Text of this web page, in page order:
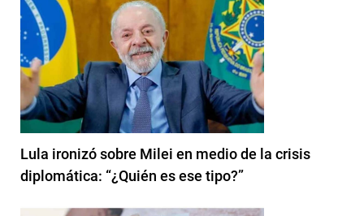
Lula ironizó sobre Milei en medio de la crisis
diplomática: “¿Quién es ese tipo?”